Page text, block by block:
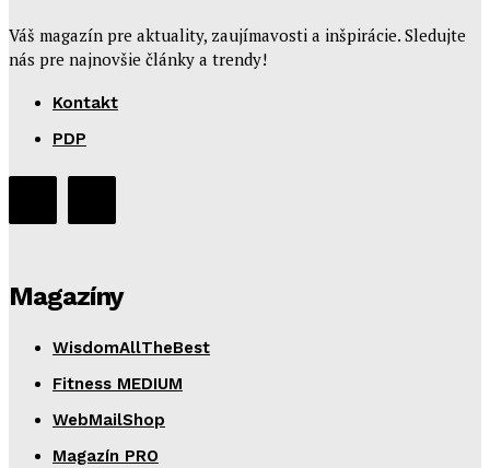
Váš magazín pre aktuality, zaujímavosti a inšpirácie. Sledujte
nás pre najnovšie články a trendy!
Kontakt
PDP
Magazíny
WisdomAllTheBest
Fitness MEDIUM
WebMailShop
Magazín PRO